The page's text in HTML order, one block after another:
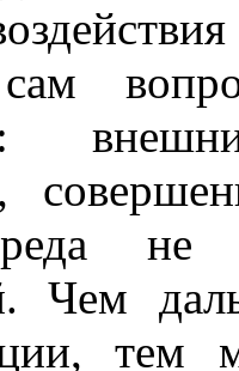
сам
не
Чем
тем